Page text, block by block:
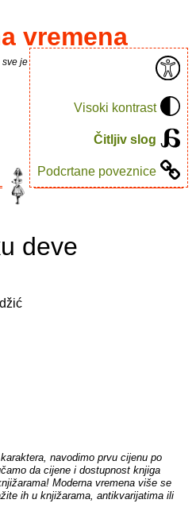
Visoki kontrast
Čitljiv slog
Podcrtane poveznice
vremena
je puno knjiga.
deve
navodimo prvu cijenu po
da cijene i dostupnost knjiga
Moderna vremena više se
ih u knjižarama, antikvarijatima ili